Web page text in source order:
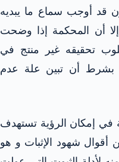
قد أوجب سماع ما يبديه
إلا أن المحكمة إذا وضحت
تحقيقه غير منتج في
بشرط أن تبين علة عدم
في إمكان الرؤية تستهدف
أقوال شهود الإثبات و هو